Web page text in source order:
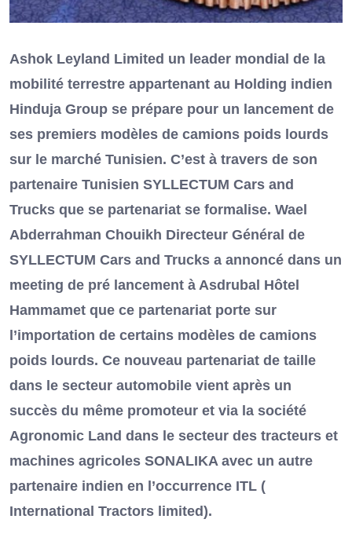
Ashok Leyland Limited un leader mondial de la
mobilité terrestre appartenant au Holding indien
Hinduja Group se prépare pour un lancement de
ses premiers modèles de camions poids lourds
sur le marché Tunisien. C’est à travers de son
partenaire Tunisien SYLLECTUM Cars and
Trucks que se partenariat se formalise. Wael
Abderrahman Chouikh Directeur Général de
SYLLECTUM Cars and Trucks a annoncé dans un
meeting de pré lancement à Asdrubal Hôtel
Hammamet que ce partenariat porte sur
l’importation de certains modèles de camions
poids lourds. Ce nouveau partenariat de taille
dans le secteur automobile vient après un
succès du même promoteur et via la société
Agronomic Land dans le secteur des tracteurs et
machines agricoles SONALIKA avec un autre
partenaire indien en l’occurrence ITL (
International Tractors limited).